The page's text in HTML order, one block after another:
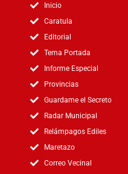
Inicio
Caratula
Editorial
Tema Portada
Informe Especial
Provincias
Guardame el Secreto
Radar Municipal
Relámpagos Ediles
Maretazo
Correo Vecinal